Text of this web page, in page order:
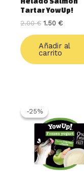
Tartar YowUp!
2.00€ 1.50 €
Añadir al
carrito
-25%
-25%
original
era:
2.00 €.
actual
es:
1.50 €.